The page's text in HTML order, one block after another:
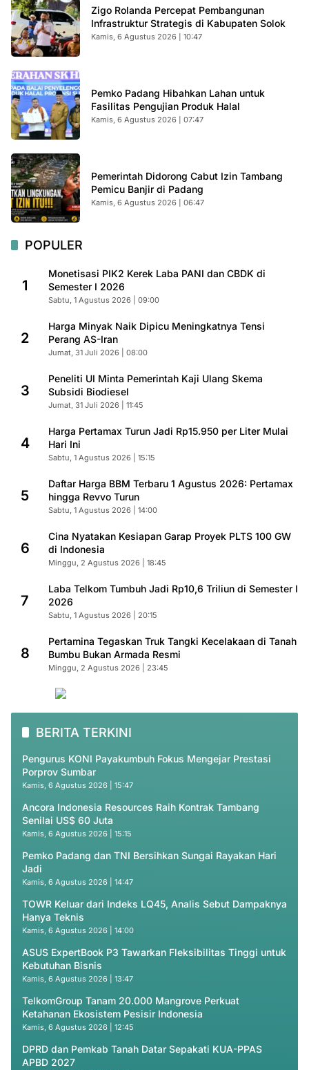
Zigo Rolanda Percepat Pembangunan
Infrastruktur Strategis di Kabupaten Solok
Kamis, 6 Agustus 2026 | 10:47
Pemko Padang Hibahkan Lahan untuk
Fasilitas Pengujian Produk Halal
Kamis, 6 Agustus 2026 | 07:47
Pemerintah Didorong Cabut Izin Tambang
Pemicu Banjir di Padang
Kamis, 6 Agustus 2026 | 06:47
POPULER
1
Monetisasi PIK2 Kerek Laba PANI dan CBDK di
Semester I 2026
Sabtu, 1 Agustus 2026 | 09:00
2
Harga Minyak Naik Dipicu Meningkatnya Tensi
Perang AS-Iran
Jumat, 31 Juli 2026 | 08:00
3
Peneliti UI Minta Pemerintah Kaji Ulang Skema
Subsidi Biodiesel
Jumat, 31 Juli 2026 | 11:45
4
Harga Pertamax Turun Jadi Rp15.950 per Liter Mulai
Hari Ini
Sabtu, 1 Agustus 2026 | 15:15
5
Daftar Harga BBM Terbaru 1 Agustus 2026: Pertamax
hingga Revvo Turun
Sabtu, 1 Agustus 2026 | 14:00
6
Cina Nyatakan Kesiapan Garap Proyek PLTS 100 GW
di Indonesia
Minggu, 2 Agustus 2026 | 18:45
7
Laba Telkom Tumbuh Jadi Rp10,6 Triliun di Semester I
2026
Sabtu, 1 Agustus 2026 | 20:15
8
Pertamina Tegaskan Truk Tangki Kecelakaan di Tanah
Bumbu Bukan Armada Resmi
Minggu, 2 Agustus 2026 | 23:45
BERITA TERKINI
Pengurus KONI Payakumbuh Fokus Mengejar Prestasi
Porprov Sumbar
Kamis, 6 Agustus 2026 | 15:47
Ancora Indonesia Resources Raih Kontrak Tambang
Senilai US$ 60 Juta
Kamis, 6 Agustus 2026 | 15:15
Pemko Padang dan TNI Bersihkan Sungai Rayakan Hari
Jadi
Kamis, 6 Agustus 2026 | 14:47
TOWR Keluar dari Indeks LQ45, Analis Sebut Dampaknya
Hanya Teknis
Kamis, 6 Agustus 2026 | 14:00
ASUS ExpertBook P3 Tawarkan Fleksibilitas Tinggi untuk
Kebutuhan Bisnis
Kamis, 6 Agustus 2026 | 13:47
TelkomGroup Tanam 20.000 Mangrove Perkuat
Ketahanan Ekosistem Pesisir Indonesia
Kamis, 6 Agustus 2026 | 12:45
DPRD dan Pemkab Tanah Datar Sepakati KUA-PPAS
APBD 2027